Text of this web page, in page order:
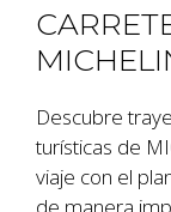
Descubre
turísticas de
viaje con el